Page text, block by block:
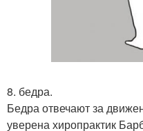
8. бедра.
Бедра отвечают за
уверена хиропрактик